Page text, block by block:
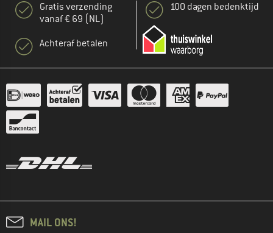
Gratis verzending
vanaf € 69 (NL)
Achteraf betalen
100 dagen bedenktijd
MAIL ONS!